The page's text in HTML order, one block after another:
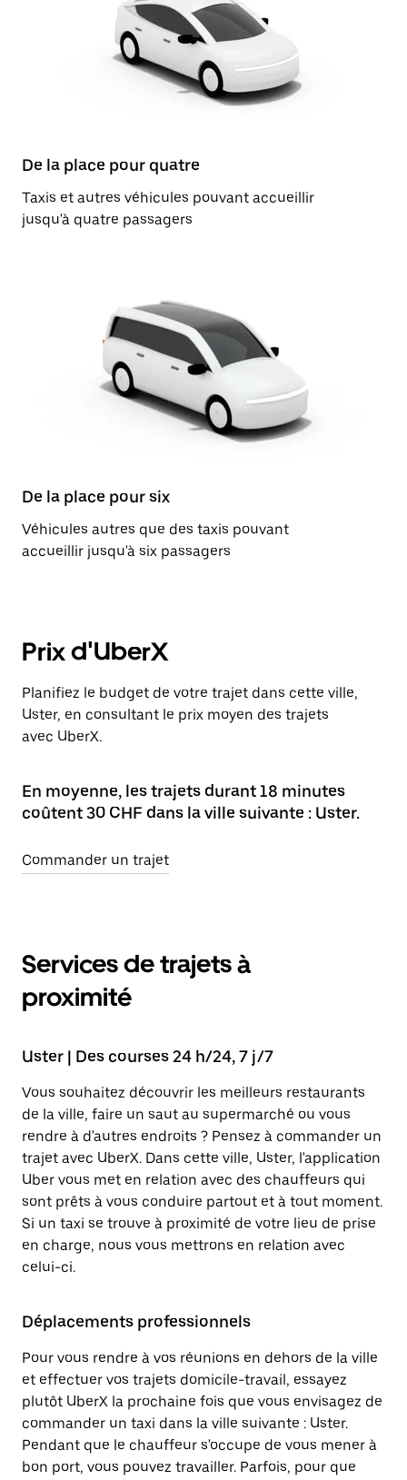
De la place pour quatre
Taxis et autres véhicules pouvant accueillir
jusqu'à quatre passagers
De la place pour six
Véhicules autres que des taxis pouvant
accueillir jusqu'à six passagers
Prix d'UberX
Planifiez le budget de votre trajet dans cette ville,
Uster, en consultant le prix moyen des trajets
avec UberX.
En moyenne, les trajets durant 18 minutes
coûtent 30 CHF dans la ville suivante : Uster.
Commander un trajet
Services de trajets à
proximité
Uster | Des courses 24 h/24, 7 j/7
Vous souhaitez découvrir les meilleurs restaurants
de la ville, faire un saut au supermarché ou vous
rendre à d'autres endroits ? Pensez à commander un
trajet avec UberX. Dans cette ville, Uster, l'application
Uber vous met en relation avec des chauffeurs qui
sont prêts à vous conduire partout et à tout moment.
Si un taxi se trouve à proximité de votre lieu de prise
en charge, nous vous mettrons en relation avec
celui-ci.
Déplacements professionnels
Pour vous rendre à vos réunions en dehors de la ville
et effectuer vos trajets domicile-travail, essayez
plutôt UberX la prochaine fois que vous envisagez de
commander un taxi dans la ville suivante : Uster.
Pendant que le chauffeur s'occupe de vous mener à
bon port, vous pouvez travailler. Parfois, pour que